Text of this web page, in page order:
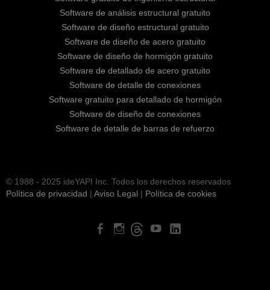
Software de análisis estructural gratuito
Software de diseño estructural gratuito
Software de diseño de acero gratuito
Software de diseño de hormigón gratuito
Software de detallado de acero gratuito
Software de detalle de conexiones
Software gratuito para detallado de hormigón
Software de diseño de conexiones
Software de detalle de barras de refuerzo
© 1988 - 2025 ideYAPI Inc. Todos los derechos reservados
Política de privacidad | Aviso Legal | Política de cookies